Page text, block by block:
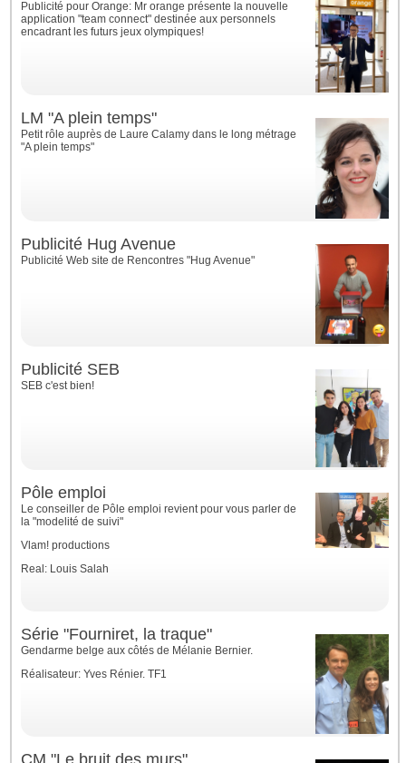
Publicité pour Orange: Mr orange présente la nouvelle
application "team connect" destinée aux personnels
encadrant les futurs jeux olympiques!
LM "A plein temps"
Petit rôle auprès de Laure Calamy dans le long métrage
"A plein temps"
Publicité Hug Avenue
Publicité Web site de Rencontres "Hug Avenue"
Publicité SEB
SEB c'est bien!
Pôle emploi
Le conseiller de Pôle emploi revient pour vous parler de
la "modelité de suivi"
Vlam! productions
Real: Louis Salah
Série "Fourniret, la traque"
Gendarme belge aux côtés de Mélanie Bernier.
Réalisateur: Yves Rénier. TF1
CM "Le bruit des murs"